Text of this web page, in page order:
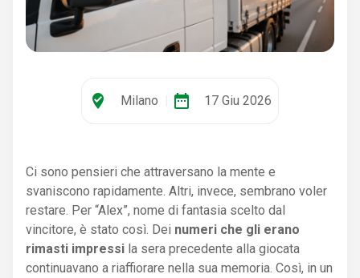
where_to_vote Milano date_range 17 Giu 2026
Ci sono pensieri che attraversano la mente e
svaniscono rapidamente. Altri, invece, sembrano voler
restare. Per “Alex”, nome di fantasia scelto dal
vincitore, è stato così. Dei numeri che gli erano
rimasti impressi la sera precedente alla giocata
continuavano a riaffiorare nella sua memoria. Così, in un